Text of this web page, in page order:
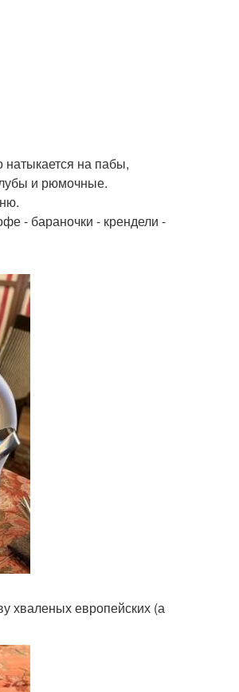
натыкается на пабы,
и рюмочные.
- бараночки - крендели -
хваленых европейских (а